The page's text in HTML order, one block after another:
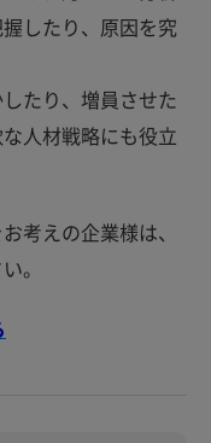
したり、原因を究
たり、増員させた
人材戦略にも役立
考えの企業様は、
。